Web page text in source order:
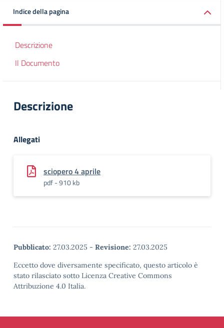
Indice della pagina
Descrizione
Il Documento
Descrizione
Allegati
sciopero 4 aprile
pdf - 910 kb
Pubblicato: 27.03.2025 - Revisione: 27.03.2025
Eccetto dove diversamente specificato, questo articolo è
stato rilasciato sotto Licenza Creative Commons
Attribuzione 4.0 Italia.